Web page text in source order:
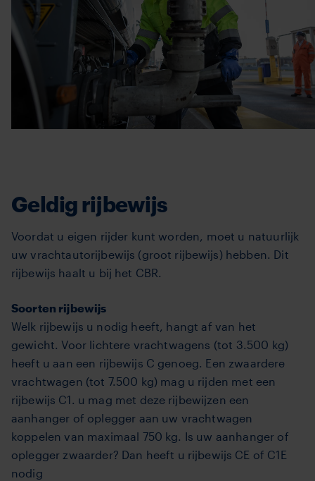
Geldig rijbewijs
Voordat u eigen rijder kunt worden, moet u natuurlijk
uw vrachtautorijbewijs (groot rijbewijs) hebben. Dit
rijbewijs haalt u bij het CBR.
Soorten rijbewijs
Welk rijbewijs u nodig heeft, hangt af van het
gewicht. Voor lichtere vrachtwagens (tot 3.500 kg)
heeft u aan een rijbewijs C genoeg. Een zwaardere
vrachtwagen (tot 7.500 kg) mag u rijden met een
rijbewijs C1. u mag met deze rijbewijzen een
aanhanger of oplegger aan uw vrachtwagen
koppelen van maximaal 750 kg. Is uw aanhanger of
oplegger zwaarder? Dan heeft u rijbewijs CE of C1E
nodig